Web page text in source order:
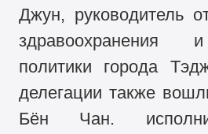
Джун, руководитель
здравоохранения
политики города
делегации также
Бён Чан.